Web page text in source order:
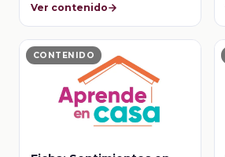
Ver contenido
CONTENIDO